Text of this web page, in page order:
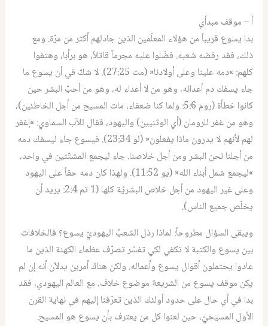
أ – موقف مبدأي
بدا يسوع قريباً من هؤلاء المعلّمين الذين جادلهم أكثر من مرّة. ومع
ذلك، فقد رفضه شعبه. فضّلوا عليه مجرماً قاتلاً، هو برأبا، وهتفوا
كلهم: »دمه علينا وعلى أولادنا« (مت 27:25). لا شكّ في أن يسوع ما
جاء يسفك دم أعدائه، وهو من لا أعداء له، وهو من أحبّ البشر حين
كانوا خطأة (روم 5:6: ولما كنا ضعفاء، مات المسيح من أجل الخاطئين)،
وهو من غفر للرومان (أي الوثنيين) واليهود، فقال للآب السماوي: »إغفر
لهم لأنهم لا يدرون ماذا يفعلون« (لو 23:34). فيسوع جاء ليسفك دمه
من أجلنا نحن البشر ومن أجل خلاصنا. جاء ليجمع المشتّتين في واحد،
»ليجمع شمل أبناء الله« (يو 11:52). ولهذا كان دمه حقاً على اليهود
وعلى غير اليهود من أجل خلاص البشريّة كلها (1 تم 2:4: يريد أن
يخلّص جميع الناس).
ويبقى السؤال مطروحاً: لماذا رذل الشعبُ اليهوديّ يسوع؟ فالخلافات
بين يسوع والكتبة لا تكفي لكي تفسّر تصرّف عظماء الكهنة الذين ما
عادوا يحتملون أقوال يسوع وأعماله. ولكن هناك أمرين يدلاّن أنه إن لم
يكن موقف يسوع من الشريعة موضوع خلاف، مع العالم اليهودي، فقد
بدا في أي حال على حدود أولئك الذين تعرّفنا إليهم في نهاية القرن
الأول المسيحيّ، حين لعنوا كل من يعترف بأن يسوع هو المسيح.